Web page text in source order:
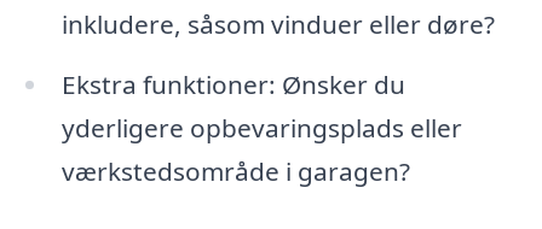
inkludere, såsom vinduer eller døre?
Ekstra funktioner: Ønsker du
yderligere opbevaringsplads eller
værkstedsområde i garagen?